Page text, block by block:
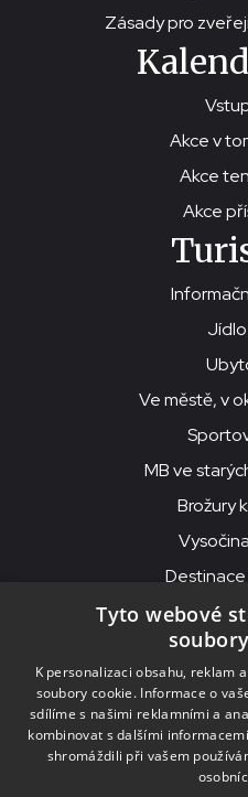
Zásady pro
Akce v
Akce
Akce
Ve městě, v
MB ve
Brožury
© 2026MKS
MKS Beseda, příspěvková
Moravské
IČO: 00091758, DIČ:
Tyto webové
K personalizaci obsahu, reklam
soubory cookie. Informace o
sdílíme s našimi reklamními a
kombinovat s dalšími
shromáždili při vašem